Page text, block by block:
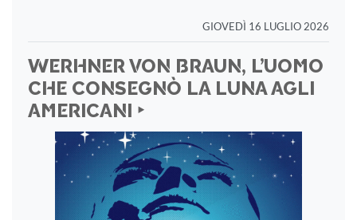
GIOVEDÌ 16 LUGLIO 2026
WERHNER VON BRAUN, L’UOMO
CHE CONSEGNÒ LA LUNA AGLI
AMERICANI ‣